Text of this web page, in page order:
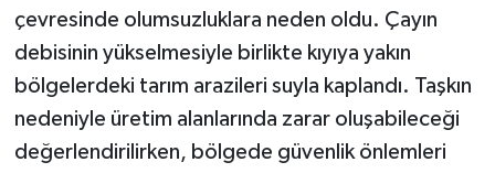
çevresinde olumsuzluklara neden oldu. Çayın
debisinin yükselmesiyle birlikte kıyıya yakın
bölgelerdeki tarım arazileri suyla kaplandı. Taşkın
nedeniyle üretim alanlarında zarar oluşabileceği
değerlendirilirken, bölgede güvenlik önlemleri
Merkez Haberleri
Pınarbaşı Haberleri
Şenpazar Haberleri